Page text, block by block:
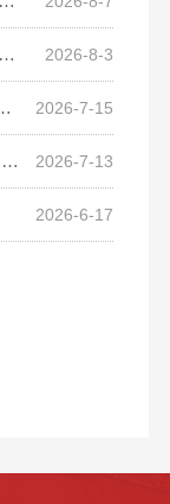
2026-8-3
2026-7-15
2026-7-13
2026-6-17